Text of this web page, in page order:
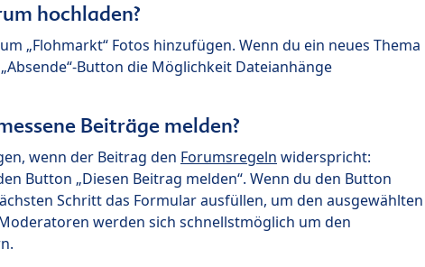
hochladen?
„Flohmarkt“ Fotos hinzufügen. Wenn du ein neues Thema
Button die Möglichkeit Dateianhänge
Beiträge melden?
wenn der Beitrag den Forumsregeln widerspricht:
Button „Diesen Beitrag melden“. Wenn du den Button
Schritt das Formular ausfüllen, um den ausgewählten
werden sich schnellstmöglich um den